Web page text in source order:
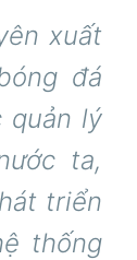
xuất
đá
quản lý
ta,
triển
thống